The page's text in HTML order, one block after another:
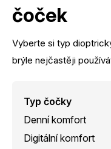
čoček
Vyberte si typ
brýle nejčastěji
Typ čočky
Denní komfort
Digitální komfort